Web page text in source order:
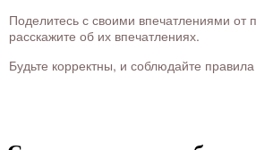
Поделитесь с своими впечатлениями
расскажите об их впечатлениях.
Будьте корректны, и соблюдайте